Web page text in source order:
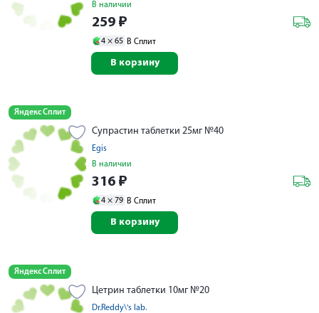
В наличии
259 ₽
4 × 65 В Сплит
В корзину
Яндекс Сплит
Супрастин таблетки 25мг №40
Egis
В наличии
316 ₽
4 × 79 В Сплит
В корзину
Яндекс Сплит
Цетрин таблетки 10мг №20
Dr.Reddy\'s lab.